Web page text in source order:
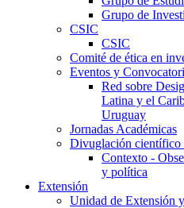
Grupo de
CSIC
CSIC
Comité de ética en
Eventos y
Red sobre
Latina y el
Uruguay
Jornadas Académicas
Divuglación científico
Contexto -
y política
Extensión
Unidad de Extensión